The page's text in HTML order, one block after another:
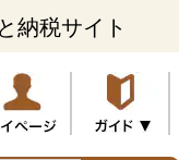
納税サイト